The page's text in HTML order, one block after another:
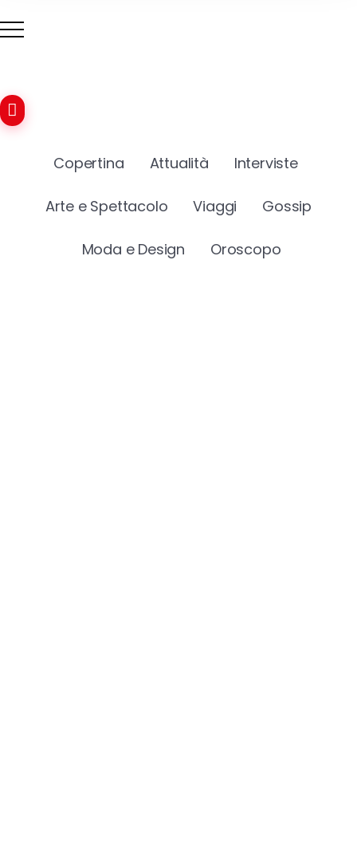
Copertina Attualità Interviste
Arte e Spettacolo Viaggi Gossip
Moda e Design Oroscopo